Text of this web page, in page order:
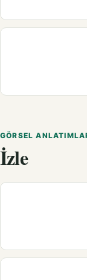
GÖRSEL
İzle